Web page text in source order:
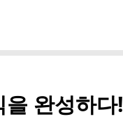
완성하다!